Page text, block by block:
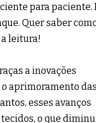
para paciente.
Quer saber
leitura!
a inovações
aprimoramento das
esses avanços
o que